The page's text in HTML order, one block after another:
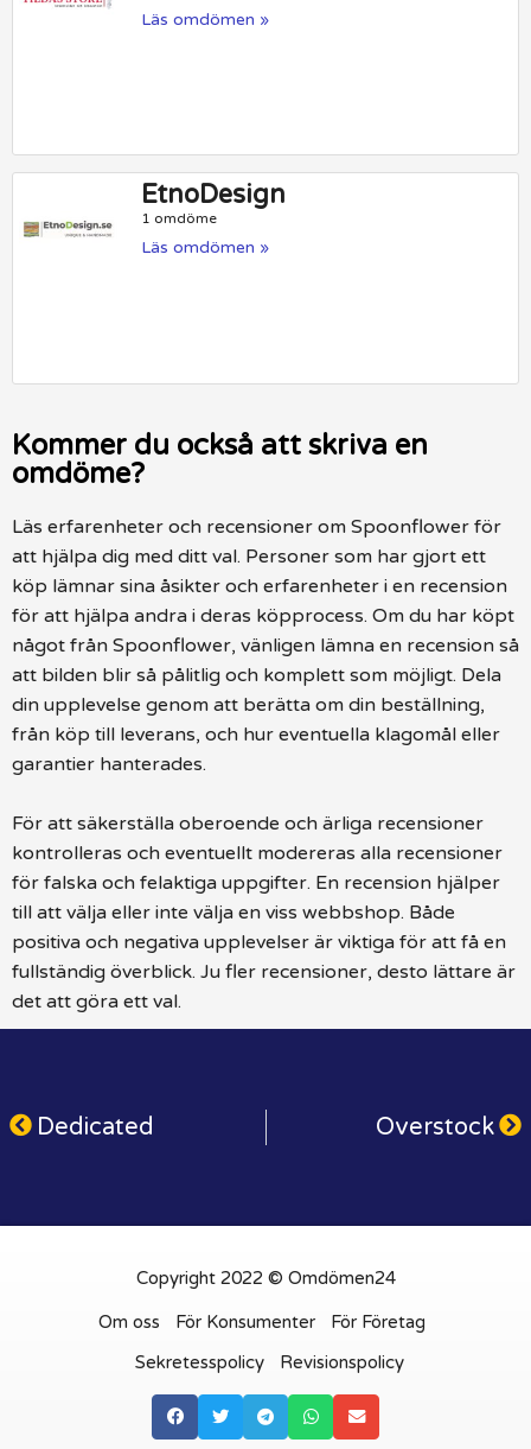
Läs omdömen »
EtnoDesign
1 omdöme
Läs omdömen »
Kommer du också att skriva en
omdöme?
Läs erfarenheter och recensioner om Spoonflower för
att hjälpa dig med ditt val. Personer som har gjort ett
köp lämnar sina åsikter och erfarenheter i en recension
för att hjälpa andra i deras köpprocess. Om du har köpt
något från Spoonflower, vänligen lämna en recension så
att bilden blir så pålitlig och komplett som möjligt. Dela
din upplevelse genom att berätta om din beställning,
från köp till leverans, och hur eventuella klagomål eller
garantier hanterades.
För att säkerställa oberoende och ärliga recensioner
kontrolleras och eventuellt modereras alla recensioner
för falska och felaktiga uppgifter. En recension hjälper
till att välja eller inte välja en viss webbshop. Både
positiva och negativa upplevelser är viktiga för att få en
fullständig överblick. Ju fler recensioner, desto lättare är
det att göra ett val.
Dedicated Overstock
Copyright 2022 © Omdömen24
Om oss För Konsumenter
För Företag
Sekretesspolicy
Revisionspolicy